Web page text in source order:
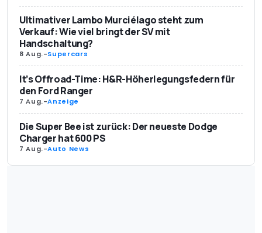
Ultimativer Lambo Murciélago steht zum
Verkauf: Wie viel bringt der SV mit
Handschaltung?
8 Aug.-Supercars
It’s Offroad-Time: H&R-Höherlegungsfedern für
den Ford Ranger
7 Aug.-Anzeige
Die Super Bee ist zurück: Der neueste Dodge
Charger hat 600 PS
7 Aug.-Auto News